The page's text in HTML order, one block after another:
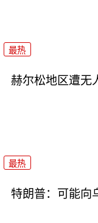
最热
赫尔松地区遭无
最热
特朗普：可能向